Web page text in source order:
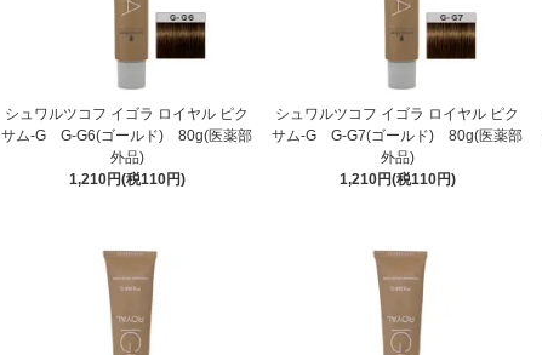
シュワルツコフ イゴラ ロイヤル ピク
サム-G G-G6(ゴールド) 80g(医薬部
外品)
1,210円(税110円)
シュワルツコフ イゴラ ロイヤル ピク
サム-G G-G7(ゴールド) 80g(医薬部
外品)
1,210円(税110円)